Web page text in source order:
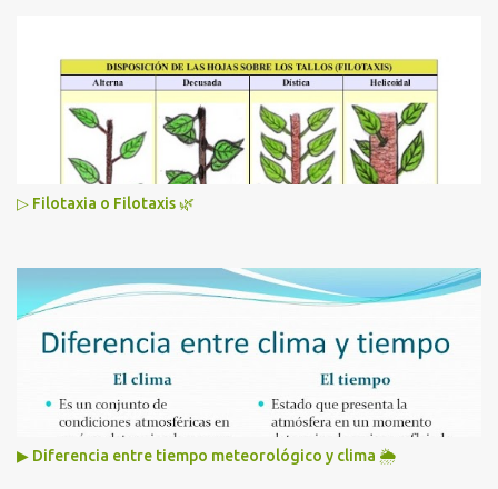
▷ Filotaxia o Filotaxis 🌿
▶ Diferencia entre tiempo meteorológico y clima 🌦️